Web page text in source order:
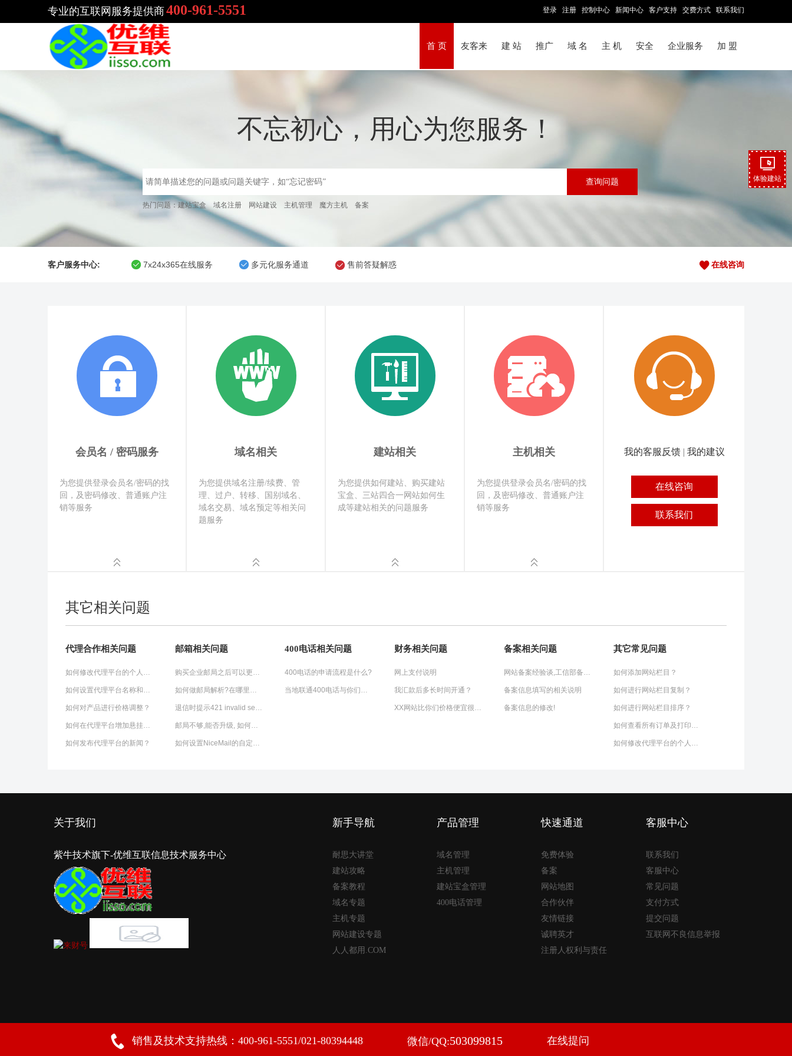
专业的互联网服务提供商400-961-5551 登录 注册 控制中心 新闻中心 客户支持 交费方式 联系我们
首 页 友客来 建 站 推广 域 名 主 机 安全 企业服务 加 盟
不忘初心，用心为您服务！
热门问题：建站宝盒 域名注册 网站建设 主机管理 魔方主机 备案
客户服务中心: 7x24x365在线服务 多元化服务通道 售前答疑解惑 在线咨询
会员名 / 密码服务
为您提供登录会员名/密码的找
回，及密码修改、普通账户注
销等服务
域名相关
为您提供域名注册/续费、管
理、过户、转移、国别域名、
域名交易、域名预定等相关问
题服务
建站相关
为您提供如何建站、购买建站
宝盒、三站四合一网站如何生
成等建站相关的问题服务
主机相关
为您提供登录会员名/密码的找
回，及密码修改、普通账户注
销等服务
我的客服反馈| 我的建议
其它相关问题
代理合作相关问题
如何修改代理平台的个人信息？
如何设置代理平台名称和关键词？
如何对产品进行价格调整？
如何在代理平台增加悬挂式QQ客服工具
如何发布代理平台的新闻？
邮箱相关问题
购买企业邮局之后可以更换域名绑定吗?怎么操作?
如何做邮局解析?在哪里操作?
退信时提示421 invalid sender domain 'domain.cn' (misconfigured+dns?)的解决方法
邮局不够,能否升级, 如何升级
如何设置NiceMail的自定制登陆页面
400电话相关问题
400电话的申请流程是什么?
当地联通400电话与你们的400电话有什么不同?
财务相关问题
网上支付说明
我汇款后多长时间开通？
XX网站比你们价格便宜很多？
备案相关问题
网站备案经验谈,工信部备案快速通过秘诀
备案信息填写的相关说明
备案信息的修改!
其它常见问题
如何添加网站栏目？
如何进行网站栏目复制？
如何进行网站栏目排序？
如何查看所有订单及打印订单？
如何修改代理平台的个人信息？
关于我们
紫牛技术旗下-优维互联信息技术服务中心
新手导航
耐思大讲堂
建站攻略
备案教程
域名专题
主机专题
网站建设专题
人人都用.COM
产品管理
域名管理
主机管理
建站宝盒管理
400电话管理
快速通道
免费体验
备案
网站地图
合作伙伴
友情链接
诚聘英才
注册人权利与责任
客服中心
联系我们
客服中心
常见问题
支付方式
提交问题
互联网不良信息举报
销售及技术支持热线：400-961-5551/021-80394448 微信/QQ:503099815 在线提问
体验建站